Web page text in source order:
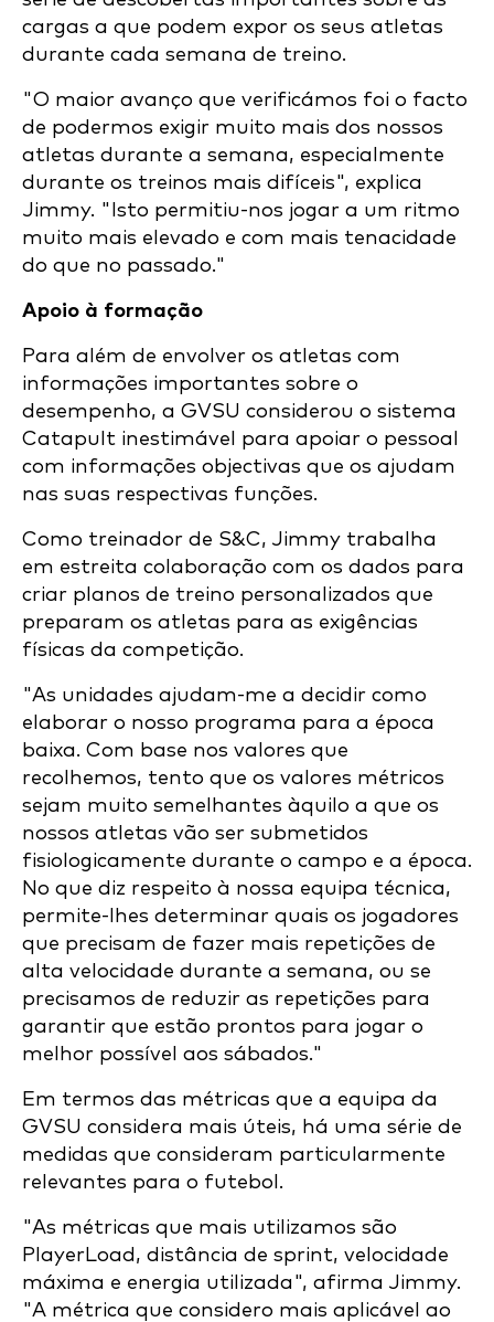
cargas a que podem expor os seus atletas
durante cada semana de treino.
"O maior avanço que verificámos foi o facto
de podermos exigir muito mais dos nossos
atletas durante a semana, especialmente
durante os treinos mais difíceis", explica
Jimmy. "Isto permitiu-nos jogar a um ritmo
muito mais elevado e com mais tenacidade
do que no passado."
Apoio à formação
Para além de envolver os atletas com
informações importantes sobre o
desempenho, a GVSU considerou o sistema
Catapult inestimável para apoiar o pessoal
com informações objectivas que os ajudam
nas suas respectivas funções.
Como treinador de S&C, Jimmy trabalha
em estreita colaboração com os dados para
criar planos de treino personalizados que
preparam os atletas para as exigências
físicas da competição.
"As unidades ajudam-me a decidir como
elaborar o nosso programa para a época
baixa. Com base nos valores que
recolhemos, tento que os valores métricos
sejam muito semelhantes àquilo a que os
nossos atletas vão ser submetidos
fisiologicamente durante o campo e a época.
No que diz respeito à nossa equipa técnica,
permite-lhes determinar quais os jogadores
que precisam de fazer mais repetições de
alta velocidade durante a semana, ou se
precisamos de reduzir as repetições para
garantir que estão prontos para jogar o
melhor possível aos sábados."
Em termos das métricas que a equipa da
GVSU considera mais úteis, há uma série de
medidas que consideram particularmente
relevantes para o futebol.
"As métricas que mais utilizamos são
PlayerLoad, distância de sprint, velocidade
máxima e energia utilizada", afirma Jimmy.
"A métrica que considero mais aplicável ao